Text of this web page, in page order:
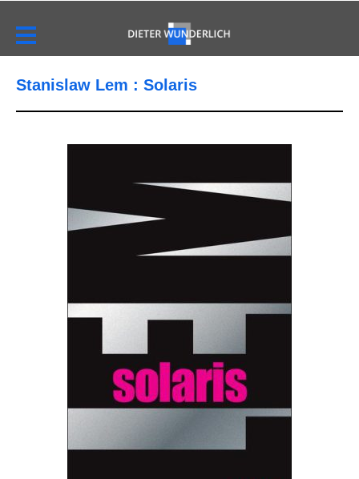
Stanislaw Lem : Solaris